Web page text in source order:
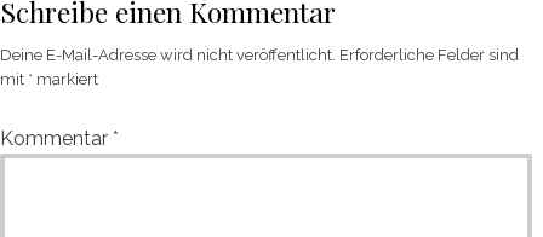
Schreibe einen Kommentar
Deine E-Mail-Adresse wird nicht veröffentlicht. Erforderliche Felder sind
mit * markiert
Kommentar *